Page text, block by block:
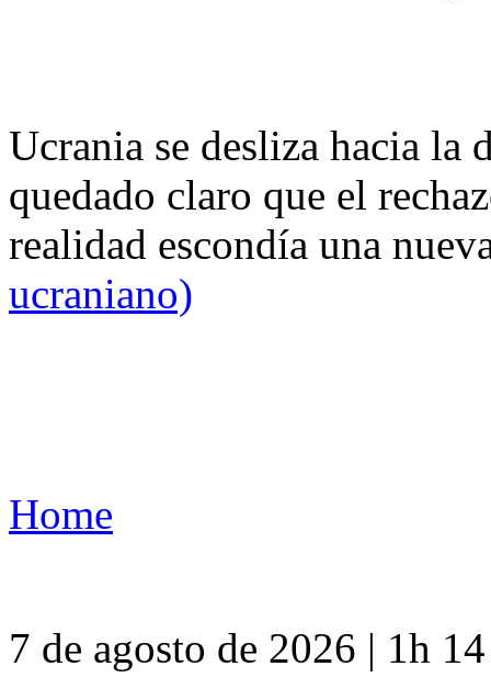
Ucrania se desliza hacia
quedado claro que el
realidad escondía una
ucraniano)
Home
7 de agosto de 2026 | 1h